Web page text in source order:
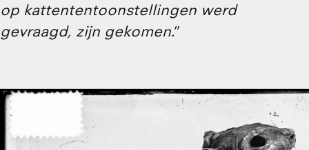
op kattententoonstellingen werd
gevraagd, zijn gekomen.”